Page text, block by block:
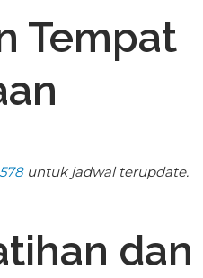
Tempat
untuk jadwal terupdate.
dan